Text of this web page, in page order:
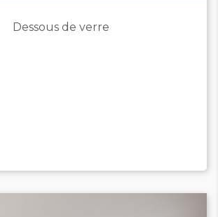
Dessous de verre